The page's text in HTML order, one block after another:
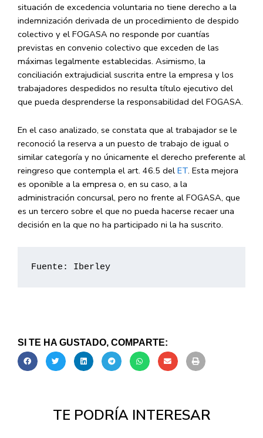
situación de excedencia voluntaria no tiene derecho a la
indemnización derivada de un procedimiento de despido
colectivo y el FOGASA no responde por cuantías
previstas en convenio colectivo que exceden de las
máximas legalmente establecidas. Asimismo, la
conciliación extrajudicial suscrita entre la empresa y los
trabajadores despedidos no resulta título ejecutivo del
que pueda desprenderse la responsabilidad del FOGASA.
En el caso analizado, se constata que al trabajador se le
reconoció la reserva a un puesto de trabajo de igual o
similar categoría y no únicamente el derecho preferente al
reingreso que contempla el art. 46.5 del ET. Esta mejora
es oponible a la empresa o, en su caso, a la
administración concursal, pero no frente al FOGASA, que
es un tercero sobre el que no pueda hacerse recaer una
decisión en la que no ha participado ni la ha suscrito.
Fuente: Iberley
SI TE HA GUSTADO, COMPARTE:
TE PODRÍA INTERESAR